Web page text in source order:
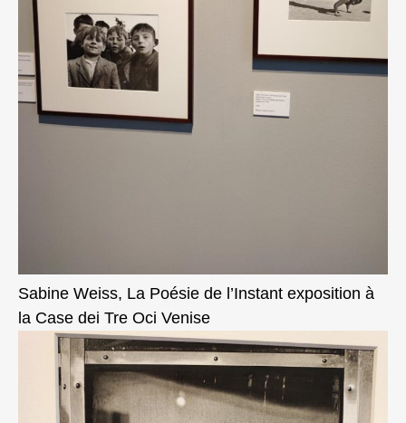
Sabine Weiss, La Poésie de l’Instant exposition à
la Case dei Tre Oci Venise